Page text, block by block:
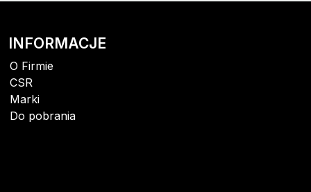
INFORMACJE
O Firmie
CSR
Marki
Do pobrania